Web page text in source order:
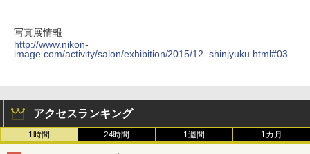
写真展情報
http://www.nikon-
image.com/activity/salon/exhibition/2015/12_shinjyuku.html#03
アクセスランキング
1時間 24時間 1週間 1カ月